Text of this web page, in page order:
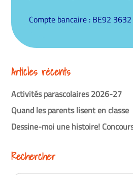
Compte bancaire : BE92
Articles récents
Activités parascolaires 2026-27
Quand les parents lisent en classe
Dessine-moi une histoire!
Rechercher